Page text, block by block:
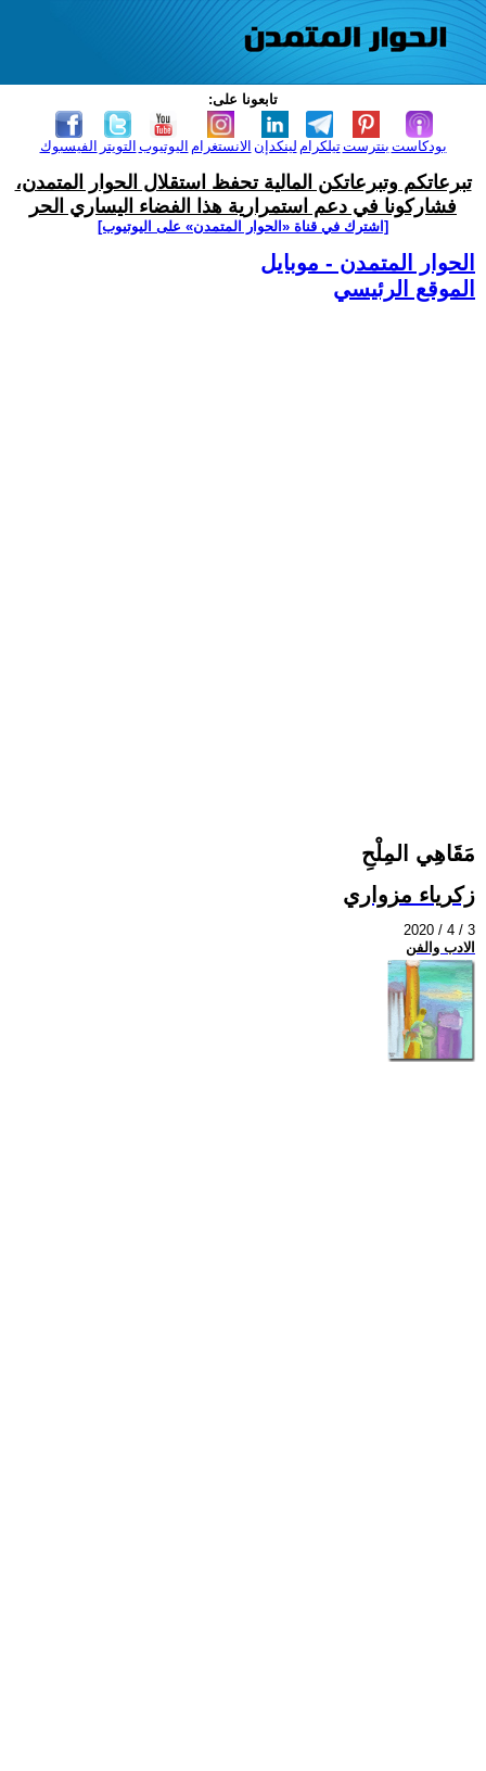
تابعونا على:
الفيسبوك التويتر اليوتيوب الانستغرام لينكدإن تيلكرامبنترست بودكاست
تبرعاتكم وتبرعاتكن المالية تحفظ استقلال الحوار المتمدن،
فشاركونا في دعم استمرارية هذا الفضاء اليساري الحر
[اشترك في قناة ‫«الحوار المتمدن» على اليوتيوب]
الحوار المتمدن - موبايل
الموقع الرئيسي
مَقَاهِي المِلْحِ
زكرياء مزواري
2020 / 4 / 3
الادب والفن